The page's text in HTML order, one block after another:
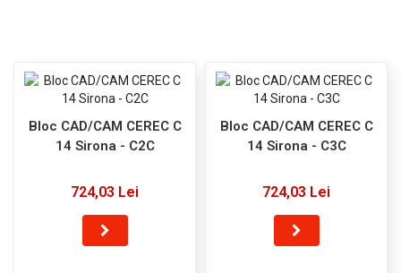
Bloc CAD/CAM CEREC C
14 Sirona - C2C
724,03 Lei
Bloc CAD/CAM CEREC C
14 Sirona - C3C
724,03 Lei